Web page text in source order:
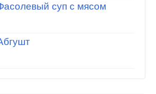
суп с мясом